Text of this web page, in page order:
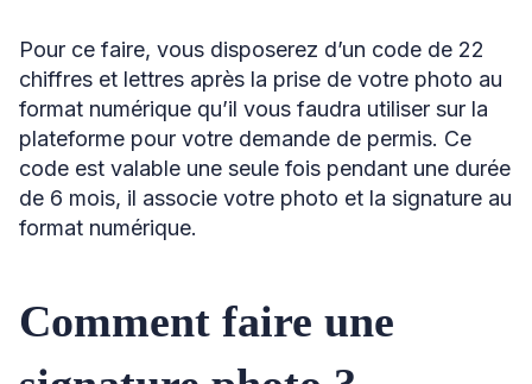
Pour ce faire, vous disposerez d’un code de 22
chiffres et lettres après la prise de votre photo au
format numérique qu’il vous faudra utiliser sur la
plateforme pour votre demande de permis. Ce
code est valable une seule fois pendant une durée
de 6 mois, il associe votre photo et la signature au
format numérique.
Comment faire une